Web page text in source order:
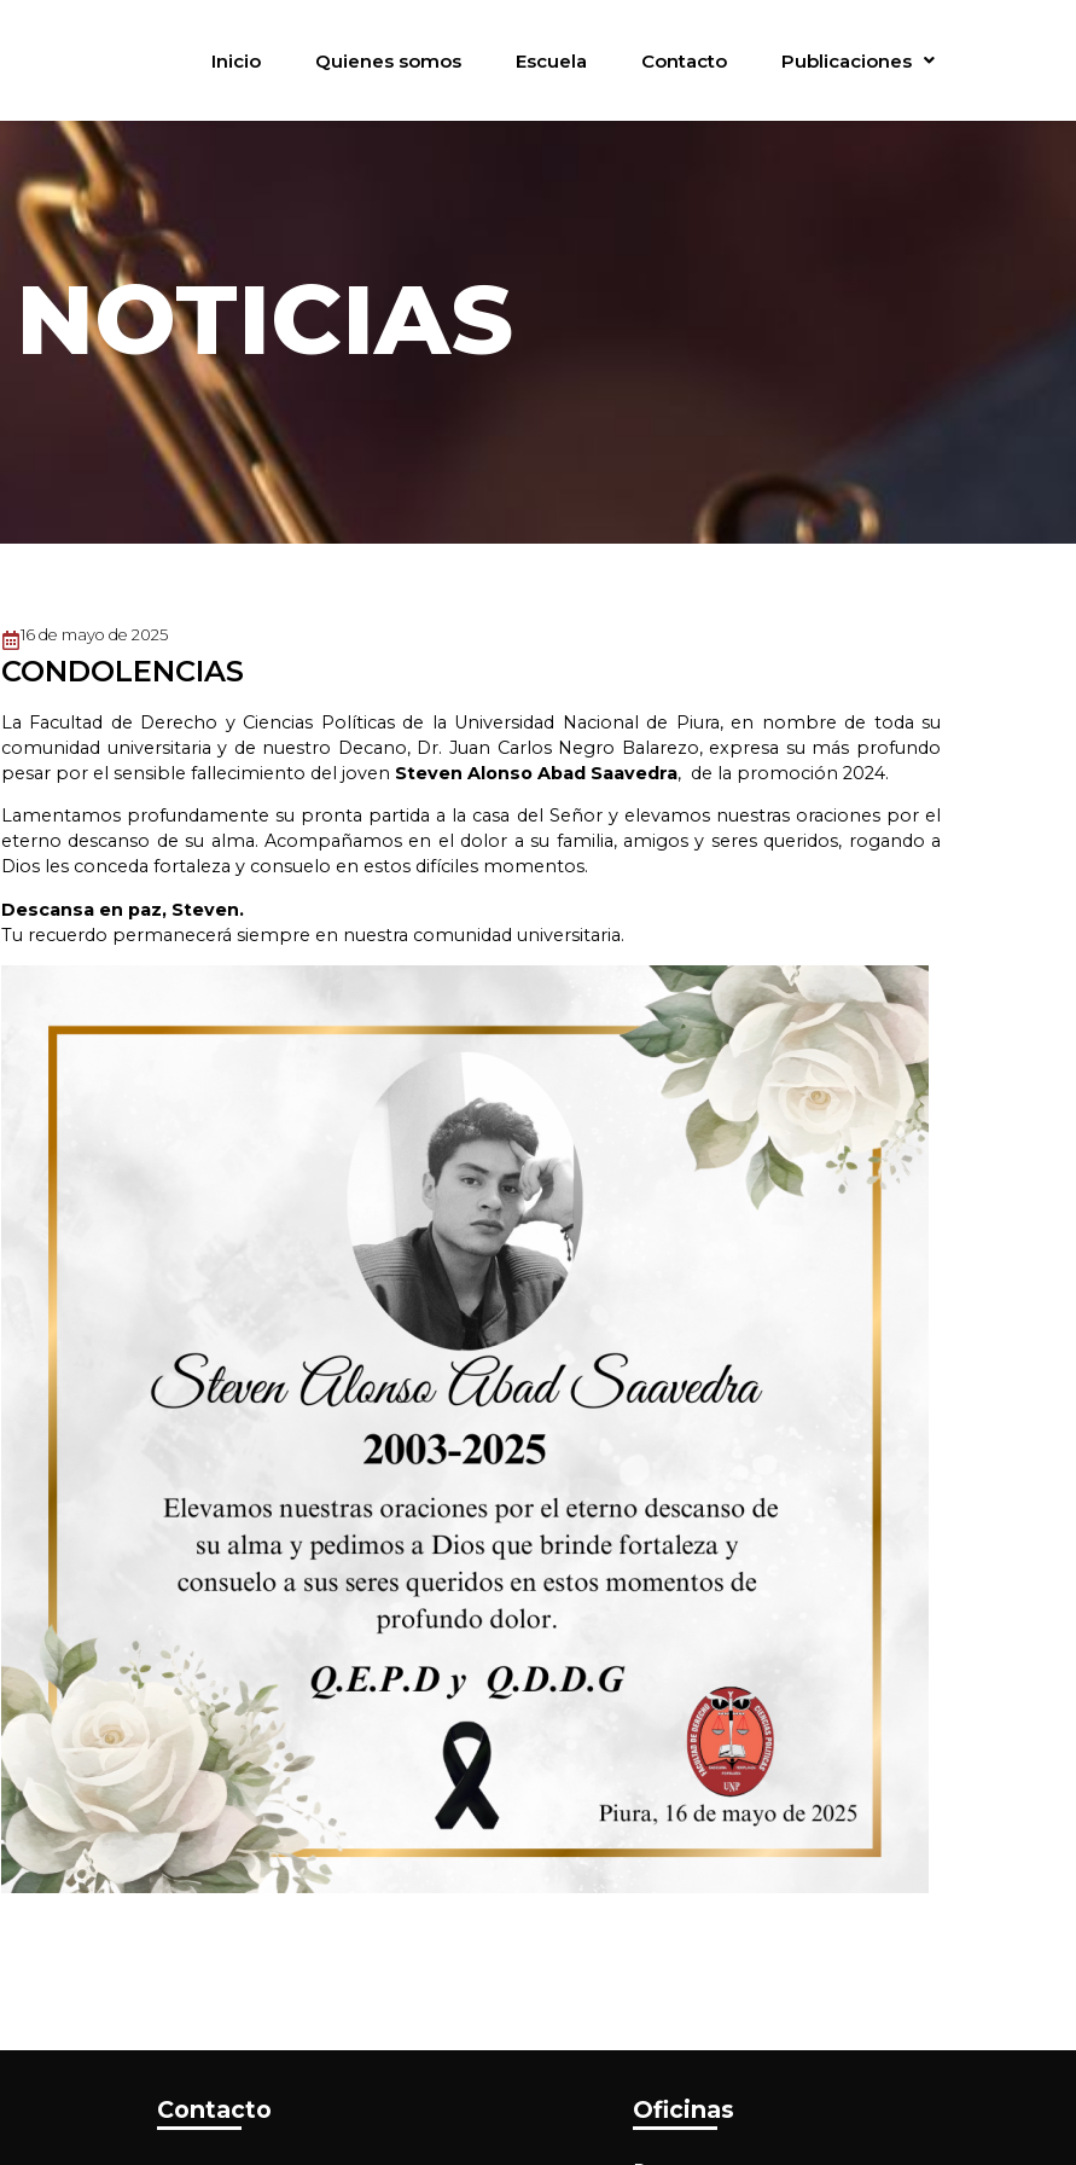
Inicio Quienes somos Escuela Contacto Publicaciones
NOTICIAS
16 de mayo de 2025
CONDOLENCIAS
La Facultad de Derecho y Ciencias Políticas de la Universidad Nacional de Piura, en nombre de toda su
comunidad universitaria y de nuestro Decano, Dr. Juan Carlos Negro Balarezo, expresa su más profundo
pesar por el sensible fallecimiento del joven Steven Alonso Abad Saavedra, de la promoción 2024.
Lamentamos profundamente su pronta partida a la casa del Señor y elevamos nuestras oraciones por el
eterno descanso de su alma. Acompañamos en el dolor a su familia, amigos y seres queridos, rogando a
Dios les conceda fortaleza y consuelo en estos difíciles momentos.
Descansa en paz, Steven.
Tu recuerdo permanecerá siempre en nuestra comunidad universitaria.
Contacto Oficinas